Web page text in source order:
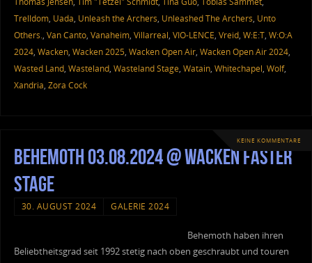
Trelldom, Uada, Unleash the Archers, Unleashed The Archers, Unto
Others., Van Canto, Vanaheim, Villarreal, VIO-LENCE, Vreid, W:E:T, W:O:A
2024, Wacken, Wacken 2025, Wacken Open Air, Wacken Open Air 2024,
Wasted Land, Wasteland, Wasteland Stage, Watain, Whitechapel, Wolf,
Xandria, Zora Cock
KEINE KOMMENTARE
Behemoth 03.08.2024 @ Wacken Faster
Stage
30. AUGUST 2024 GALERIE 2024
Behemoth haben ihren
Beliebtheitsgrad seit 1992 stetig nach oben geschraubt und touren